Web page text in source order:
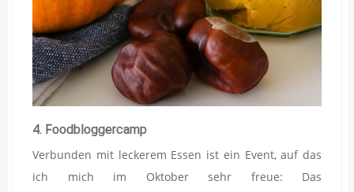
4. Foodbloggercamp
Verbunden mit leckerem Essen ist ein Event, auf das
ich mich im Oktober sehr freue: Das